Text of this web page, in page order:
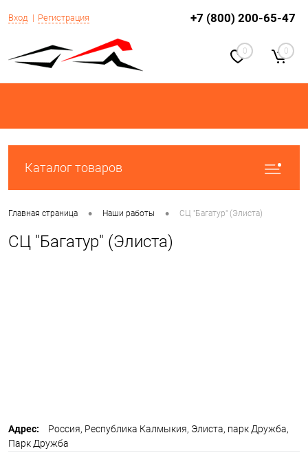
Вход Регистрация +7 (800) 200-65-47
0 0
Каталог товаров
Главная страница • Наши работы • СЦ "Багатур" (Элиста)
СЦ "Багатур" (Элиста)
Адрес:
Россия, Республика Калмыкия, Элиста, парк Дружба,
Парк Дружба